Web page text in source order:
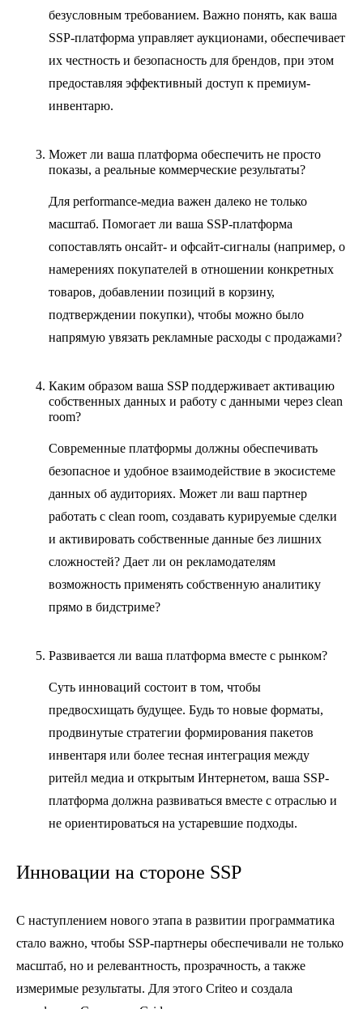
безусловным требованием. Важно понять, как ваша
SSP-платформа управляет аукционами, обеспечивает
их честность и безопасность для брендов, при этом
предоставляя эффективный доступ к премиум-
инвентарю.
Может ли ваша платформа обеспечить не просто
показы, а реальные коммерческие результаты?
Для performance-медиа важен далеко не только
масштаб. Помогает ли ваша SSP-платформа
сопоставлять онсайт- и офсайт-сигналы (например, о
намерениях покупателей в отношении конкретных
товаров, добавлении позиций в корзину,
подтверждении покупки), чтобы можно было
напрямую увязать рекламные расходы с продажами?
Каким образом ваша SSP поддерживает активацию
собственных данных и работу с данными через clean
room?
Современные платформы должны обеспечивать
безопасное и удобное взаимодействие в экосистеме
данных об аудиториях. Может ли ваш партнер
работать с clean room, создавать курируемые сделки
и активировать собственные данные без лишних
сложностей? Дает ли он рекламодателям
возможность применять собственную аналитику
прямо в бидстриме?
Развивается ли ваша платформа вместе с рынком?
Суть инноваций состоит в том, чтобы
предвосхищать будущее. Будь то новые форматы,
продвинутые стратегии формирования пакетов
инвентаря или более тесная интеграция между
ритейл медиа и открытым Интернетом, ваша SSP-
платформа должна развиваться вместе с отраслью и
не ориентироваться на устаревшие подходы.
Инновации на стороне SSP
С наступлением нового этапа в развитии программатика
стало важно, чтобы SSP-партнеры обеспечивали не только
масштаб, но и релевантность, прозрачность, а также
измеримые результаты. Для этого Criteo и создала